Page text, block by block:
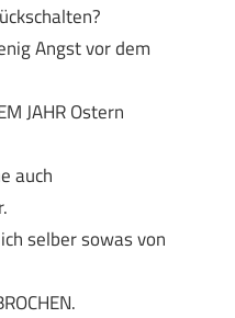
Angst vor dem
JAHR Ostern
auch
selber sowas von